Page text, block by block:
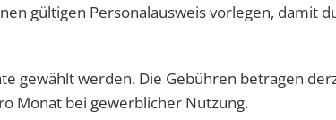
gültigen Personalausweis vorlegen, damit
gewählt werden. Die Gebühren betragen
Monat bei gewerblicher Nutzung.